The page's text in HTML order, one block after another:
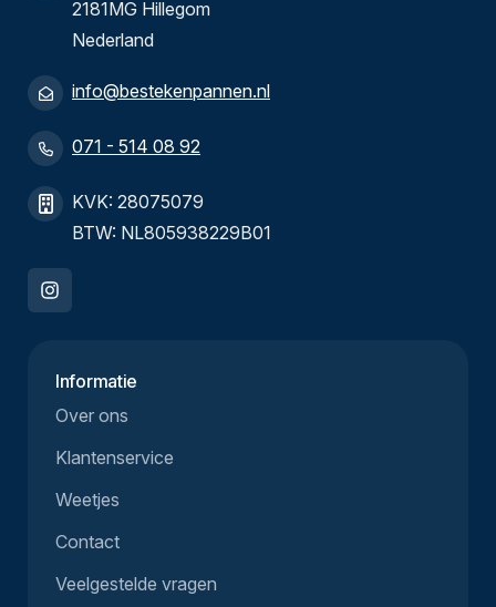
2181MG Hillegom
Nederland
info@bestekenpannen.nl
071 - 514 08 92
KVK: 28075079
BTW: NL805938229B01
Informatie
Over ons
Klantenservice
Weetjes
Contact
Veelgestelde vragen